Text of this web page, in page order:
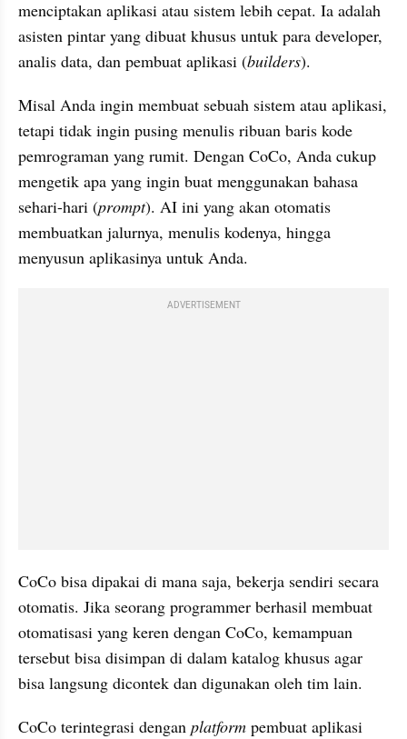
menciptakan aplikasi atau sistem lebih cepat. Ia adalah
asisten pintar yang dibuat khusus untuk para developer,
analis data, dan pembuat aplikasi (builders).
Misal Anda ingin membuat sebuah sistem atau aplikasi,
tetapi tidak ingin pusing menulis ribuan baris kode
pemrograman yang rumit. Dengan CoCo, Anda cukup
mengetik apa yang ingin buat menggunakan bahasa
sehari-hari (prompt). AI ini yang akan otomatis
membuatkan jalurnya, menulis kodenya, hingga
menyusun aplikasinya untuk Anda.
ADVERTISEMENT
CoCo bisa dipakai di mana saja, bekerja sendiri secara
otomatis. Jika seorang programmer berhasil membuat
otomatisasi yang keren dengan CoCo, kemampuan
tersebut bisa disimpan di dalam katalog khusus agar
bisa langsung dicontek dan digunakan oleh tim lain.
CoCo terintegrasi dengan platform pembuat aplikasi